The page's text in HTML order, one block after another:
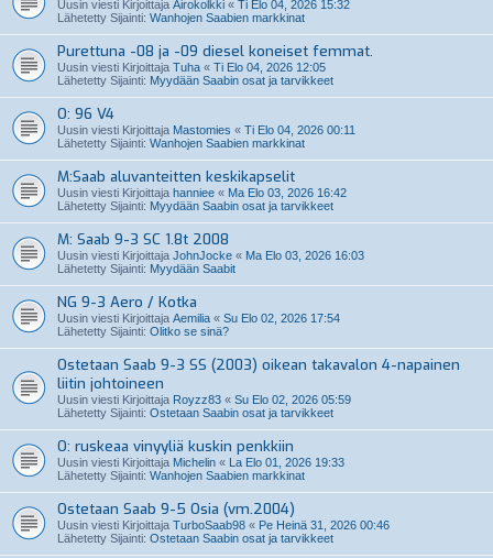
Uusin viesti Kirjoittaja Airokolkki « Ti Elo 04, 2026 15:32
Lähetetty Sijainti: Wanhojen Saabien markkinat
Purettuna -08 ja -09 diesel koneiset femmat.
Uusin viesti Kirjoittaja Tuha « Ti Elo 04, 2026 12:05
Lähetetty Sijainti: Myydään Saabin osat ja tarvikkeet
O: 96 V4
Uusin viesti Kirjoittaja Mastomies « Ti Elo 04, 2026 00:11
Lähetetty Sijainti: Wanhojen Saabien markkinat
M:Saab aluvanteitten keskikapselit
Uusin viesti Kirjoittaja hanniee « Ma Elo 03, 2026 16:42
Lähetetty Sijainti: Myydään Saabin osat ja tarvikkeet
M: Saab 9-3 SC 1.8t 2008
Uusin viesti Kirjoittaja JohnJocke « Ma Elo 03, 2026 16:03
Lähetetty Sijainti: Myydään Saabit
NG 9-3 Aero / Kotka
Uusin viesti Kirjoittaja Aemilia « Su Elo 02, 2026 17:54
Lähetetty Sijainti: Olitko se sinä?
Ostetaan Saab 9-3 SS (2003) oikean takavalon 4-napainen
liitin johtoineen
Uusin viesti Kirjoittaja Royzz83 « Su Elo 02, 2026 05:59
Lähetetty Sijainti: Ostetaan Saabin osat ja tarvikkeet
O: ruskeaa vinyyliä kuskin penkkiin
Uusin viesti Kirjoittaja Michelin « La Elo 01, 2026 19:33
Lähetetty Sijainti: Wanhojen Saabien markkinat
Ostetaan Saab 9-5 Osia (vm.2004)
Uusin viesti Kirjoittaja TurboSaab98 « Pe Heinä 31, 2026 00:46
Lähetetty Sijainti: Ostetaan Saabin osat ja tarvikkeet